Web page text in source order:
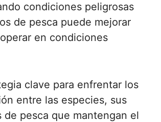
condiciones peligrosas
de pesca puede mejorar
en condiciones
clave para enfrentar los
entre las especies, sus
pesca que mantengan el